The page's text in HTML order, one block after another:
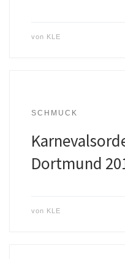
von KLE
SCHMUCK
Dortmund
von KLE